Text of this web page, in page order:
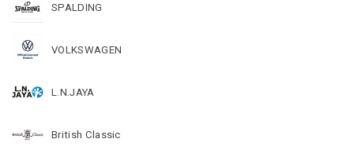
SPALDING
VOLKSWAGEN
L.N.JAYA
British Classic